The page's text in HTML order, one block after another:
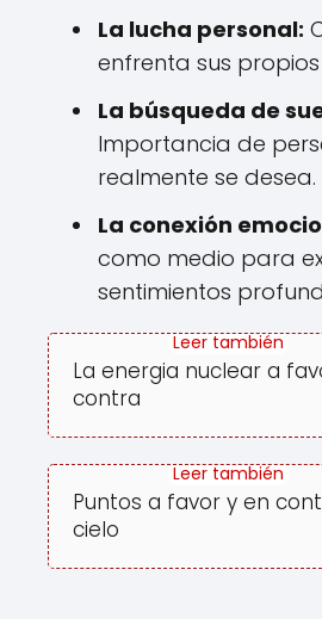
La lucha personal:
enfrenta sus
La búsqueda de
Importancia de
realmente se desea.
La conexión
como medio para
sentimientos
La energia nuclear a
contra
Puntos a favor y en
cielo